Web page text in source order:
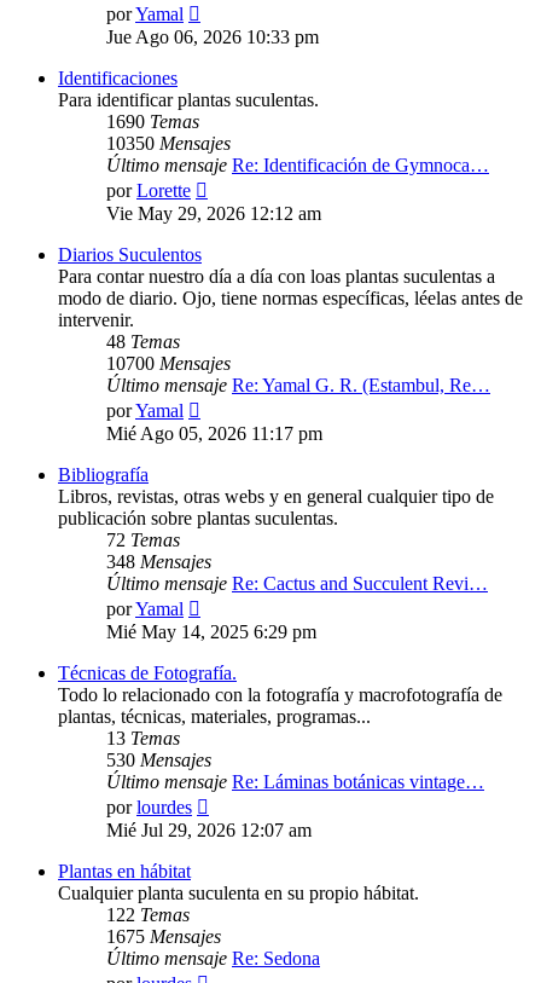
porYamal
último
Jue Ago 06, 2026 10:33 pm
Identificaciones
Para identificar plantas suculentas.
1690 Temas
10350 Mensajes
Último mensaje Re: Identificación de Gymnoca…
porLorette
último
Vie May 29, 2026 12:12 am
Diarios Suculentos
Para contar nuestro día a día con loas plantas suculentas a
modo de diario. Ojo, tiene normas específicas, léelas antes de
intervenir.
48 Temas
10700 Mensajes
Último mensaje Re: Yamal G. R. (Estambul, Re…
porYamal
último
mensaje
Mié Ago 05, 2026 11:17 pm
Bibliografía
Libros, revistas, otras webs y en general cualquier tipo de
publicación sobre plantas suculentas.
72 Temas
348 Mensajes
Último mensaje Re: Cactus and Succulent Revi…
porYamal
último
mensaje
Mié May 14, 2025 6:29 pm
Técnicas de Fotografía.
Todo lo relacionado con la fotografía y macrofotografía de
plantas, técnicas, materiales, programas...
13 Temas
530 Mensajes
Último mensaje Re: Láminas botánicas vintage…
porlourdes
último
Mié Jul 29, 2026 12:07 am
Plantas en hábitat
Cualquier planta suculenta en su propio hábitat.
122 Temas
1675 Mensajes
Último mensaje Re: Sedona